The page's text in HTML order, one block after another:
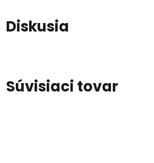
Diskusia
Súvisiaci tovar